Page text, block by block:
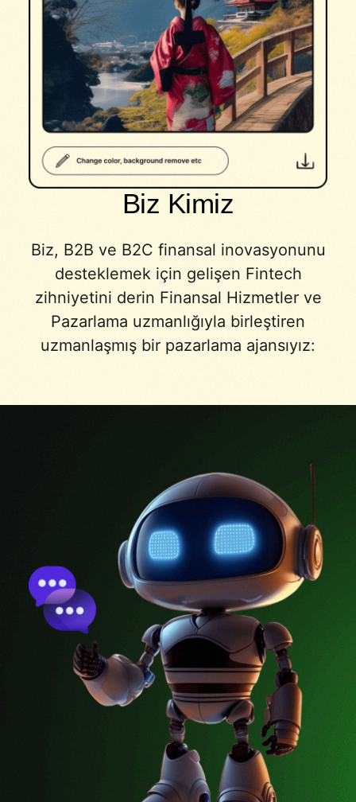
Biz Kimiz
Biz, B2B ve B2C finansal inovasyonunu
desteklemek için gelişen Fintech
zihniyetini derin Finansal Hizmetler ve
Pazarlama uzmanlığıyla birleştiren
uzmanlaşmış bir pazarlama ajansıyız: